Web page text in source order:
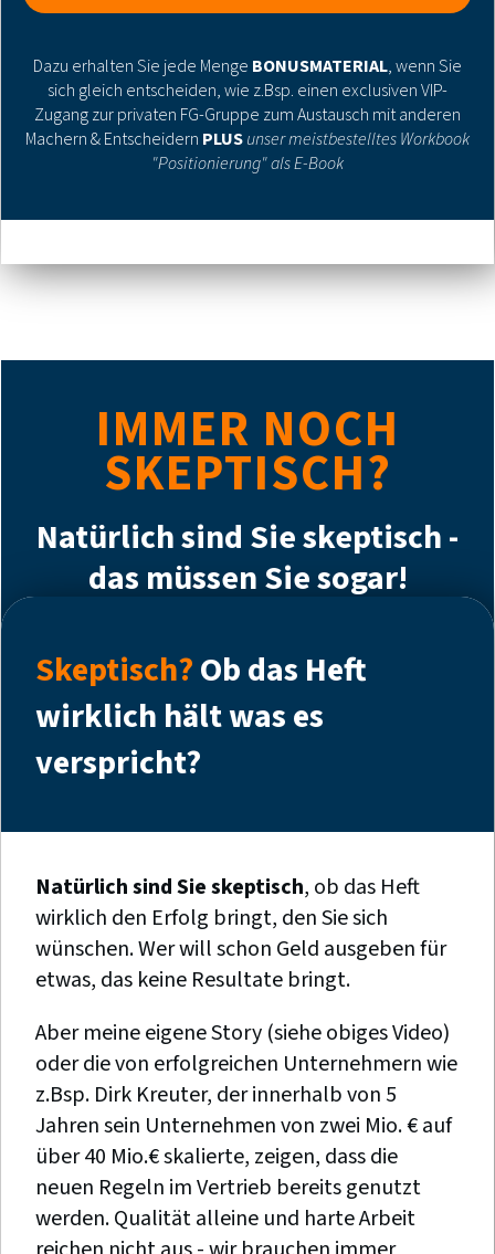
Dazu erhalten Sie jede Menge BONUSMATERIAL , wenn Sie
sich gleich entscheiden, wie z.Bsp. einen exclusiven VIP-
Zugang zur privaten FG-Gruppe zum Austausch mit anderen
Machern & Entscheidern PLUS unser meistbestelltes Workbook
"Positionierung" als E-Book
IMMER NOCH
SKEPTISCH?
Natürlich sind Sie skeptisch -
das müssen Sie sogar!
Skeptisch?Ob das Heft
wirklich hält was es
verspricht?
Natürlich sind Sie skeptisch, ob das Heft
wirklich den Erfolg bringt, den Sie sich
wünschen. Wer will schon Geld ausgeben für
etwas, das keine Resultate bringt.
Aber meine eigene Story (siehe obiges Video)
oder die von erfolgreichen Unternehmern wie
z.Bsp. Dirk Kreuter, der innerhalb von 5
Jahren sein Unternehmen von zwei Mio. € auf
über 40 Mio.€ skalierte, zeigen, dass die
neuen Regeln im Vertrieb bereits genutzt
werden. Qualität alleine und harte Arbeit